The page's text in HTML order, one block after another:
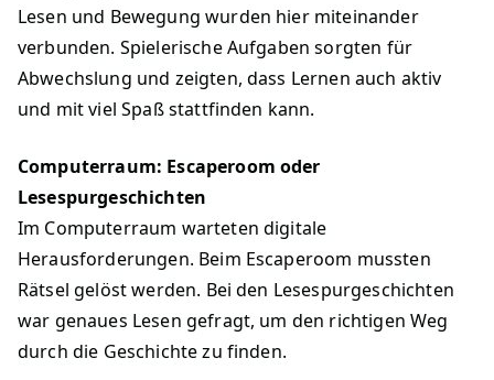
Lesen und Bewegung wurden hier miteinander
verbunden. Spielerische Aufgaben sorgten für
Abwechslung und zeigten, dass Lernen auch aktiv
und mit viel Spaß stattfinden kann.
Computerraum: Escaperoom oder
Lesespurgeschichten
Im Computerraum warteten digitale
Herausforderungen. Beim Escaperoom mussten
Rätsel gelöst werden. Bei den Lesespurgeschichten
war genaues Lesen gefragt, um den richtigen Weg
durch die Geschichte zu finden.